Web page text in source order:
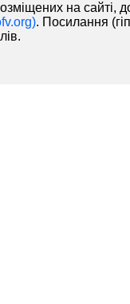
на сайті,
. Посилання